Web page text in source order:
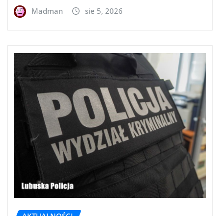
Madman sie 5, 2026